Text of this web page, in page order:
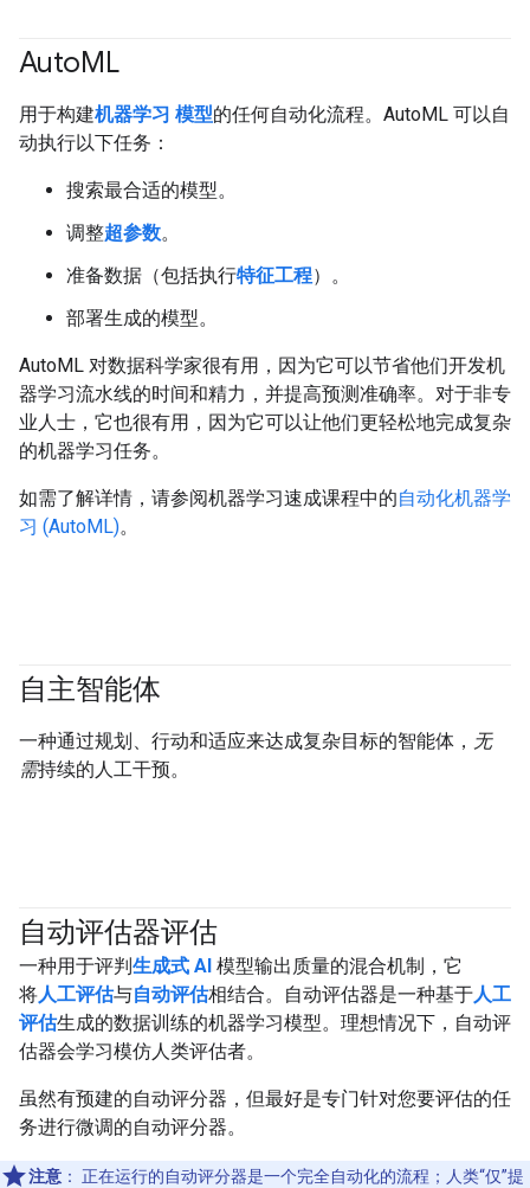
AutoML
用于构建机器学习 模型的任何自动化流程。AutoML 可以自
动执行以下任务：
搜索最合适的模型。
调整超参数。
准备数据（包括执行特征工程）。
部署生成的模型。
AutoML 对数据科学家很有用，因为它可以节省他们开发机
器学习流水线的时间和精力，并提高预测准确率。对于非专
业人士，它也很有用，因为它可以让他们更轻松地完成复杂
的机器学习任务。
如需了解详情，请参阅机器学习速成课程中的自动化机器学
习 (AutoML)。
自主智能体
一种通过规划、行动和适应来达成复杂目标的智能体， 无
需持续的人工干预。
自动评估器评估
一种用于评判 生成式 AI 模型输出质量的混合机制，它
将人工评估与自动评估相结合。自动评估器是一种基于人工
评估生成的数据训练的机器学习模型。理想情况下，自动评
估器会学习模仿人类评估者。
虽然有预建的自动评分器，但最好是专门针对您要评估的任
务进行微调的自动评分器。
注意 ：
正在运行的自动评分器是一个完全自动化的流程；人类“仅”提